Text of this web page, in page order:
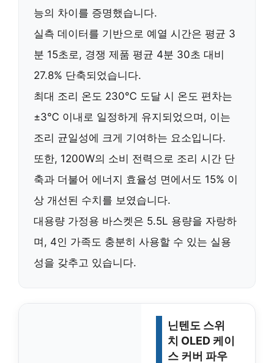
능의 차이를 증명했습니다.
실측 데이터를 기반으로 예열 시간은 평균 3
분 15초로, 경쟁 제품 평균 4분 30초 대비
27.8% 단축되었습니다.
최대 조리 온도 230℃ 도달 시 온도 편차는
±3℃ 이내로 일정하게 유지되었으며, 이는
조리 균일성에 크게 기여하는 요소입니다.
또한, 1200W의 소비 전력으로 조리 시간 단
축과 더불어 에너지 효율성 면에서도 15% 이
상 개선된 수치를 보였습니다.
대용량 가정용 바스켓은 5.5L 용량을 자랑하
며, 4인 가족도 충분히 사용할 수 있는 실용
성을 갖추고 있습니다.
닌텐도 스위
치 OLED 케이
스 커버 파우